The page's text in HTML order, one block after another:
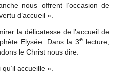
nous offrent l’occasion de
d’accueil ».
la délicatesse de l’accueil de
Elysée. Dans la 3e lecture,
le Christ nous dire:
accueille ».